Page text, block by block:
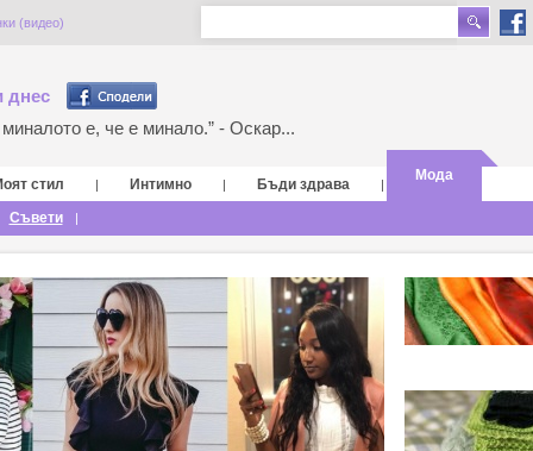
(видео)
днес
е, че е минало.” - Оскар...
стил | Интимно | Бъди здрава |
Мода
Съвети |